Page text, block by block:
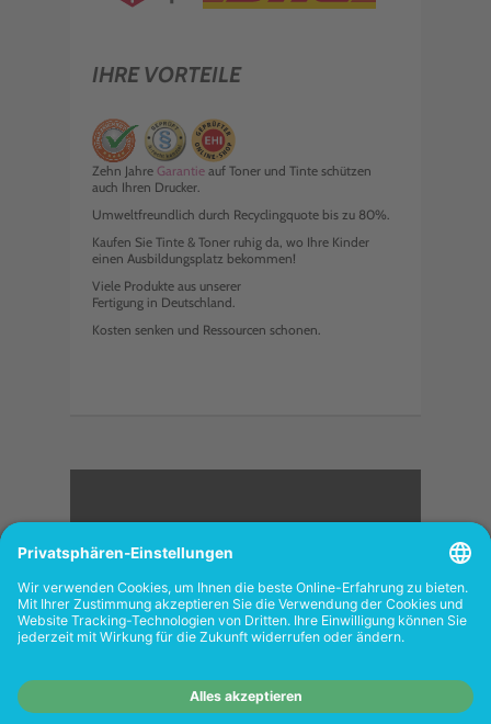
IHRE VORTEILE
Zehn Jahre Garantie auf Toner und Tinte schützen
auch Ihren Drucker.
Umweltfreundlich durch Recyclingquote bis zu 80%.
Kaufen Sie Tinte & Toner ruhig da, wo Ihre Kinder
einen Ausbildungsplatz bekommen!
Viele Produkte aus unserer
Fertigung in Deutschland.
Kosten senken und Ressourcen schonen.
<
FOLGEN SIE UNS